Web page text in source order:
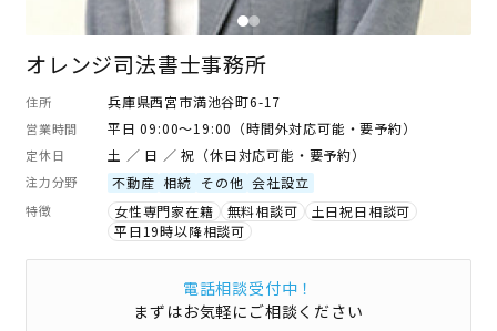
オレンジ司法書士事務所
住所 兵庫県西宮市満池谷町6-17
営業時間 平日 09:00～19:00（時間外対応可能・要予約）
定休日 土 ／ 日 ／ 祝（休日対応可能・要予約）
注力分野 不動産 相続 その他 会社設立
特徴 女性専門家在籍 無料相談可
土日祝日相談可
平日19時以降相談可
電話相談受付中！
まずはお気軽にご相談ください